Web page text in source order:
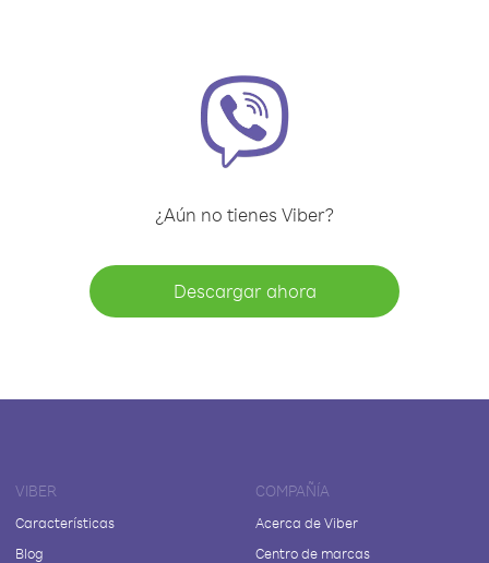
¿Aún no tienes Viber?
Descargar ahora
VIBER
Características
Blog
COMPAÑÍA
Acerca de Viber
Centro de marcas